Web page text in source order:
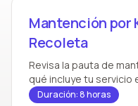
Mantención por
Recoleta
Revisa la pauta de
qué incluye tu servicio
Duración: 8 horas